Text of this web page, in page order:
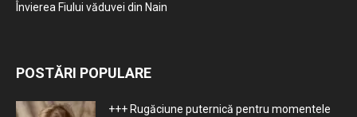
Învierea Fiului văduvei din Nain
POSTĂRI POPULARE
+++ Rugăciune puternică pentru momentele